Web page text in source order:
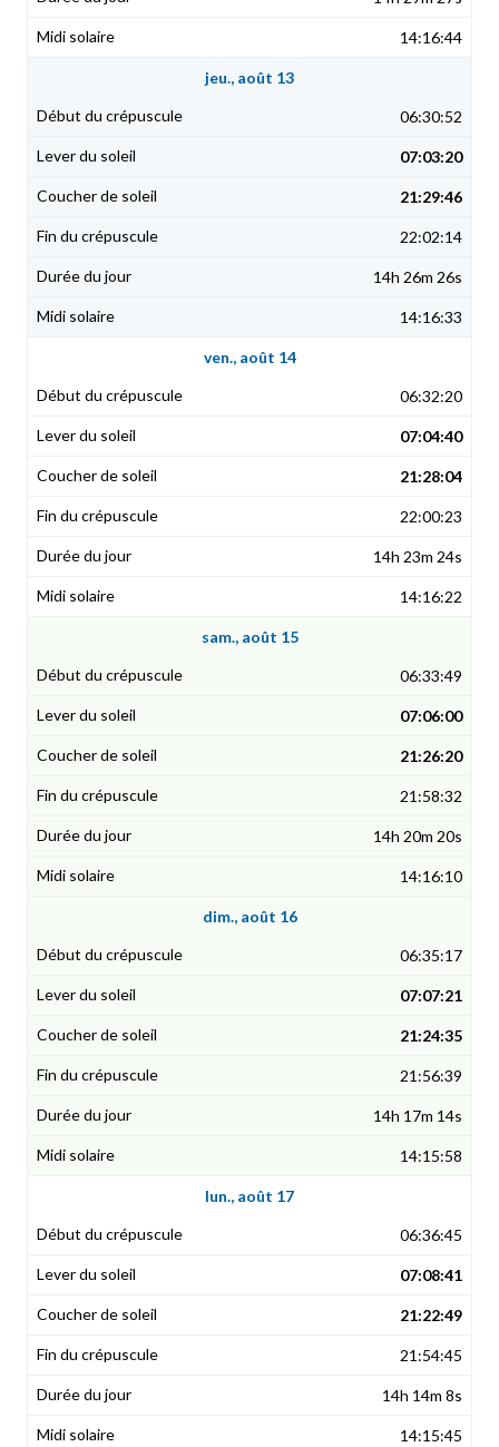
14:16:44
jeu., août 13
06:30:52
07:03:20
21:29:46
22:02:14
14h 26m 26s
14:16:33
ven., août 14
06:32:20
07:04:40
21:28:04
22:00:23
14h 23m 24s
14:16:22
sam., août 15
06:33:49
07:06:00
21:26:20
21:58:32
14h 20m 20s
14:16:10
dim., août 16
06:35:17
07:07:21
21:24:35
21:56:39
14h 17m 14s
14:15:58
lun., août 17
06:36:45
07:08:41
21:22:49
21:54:45
14h 14m 8s
14:15:45